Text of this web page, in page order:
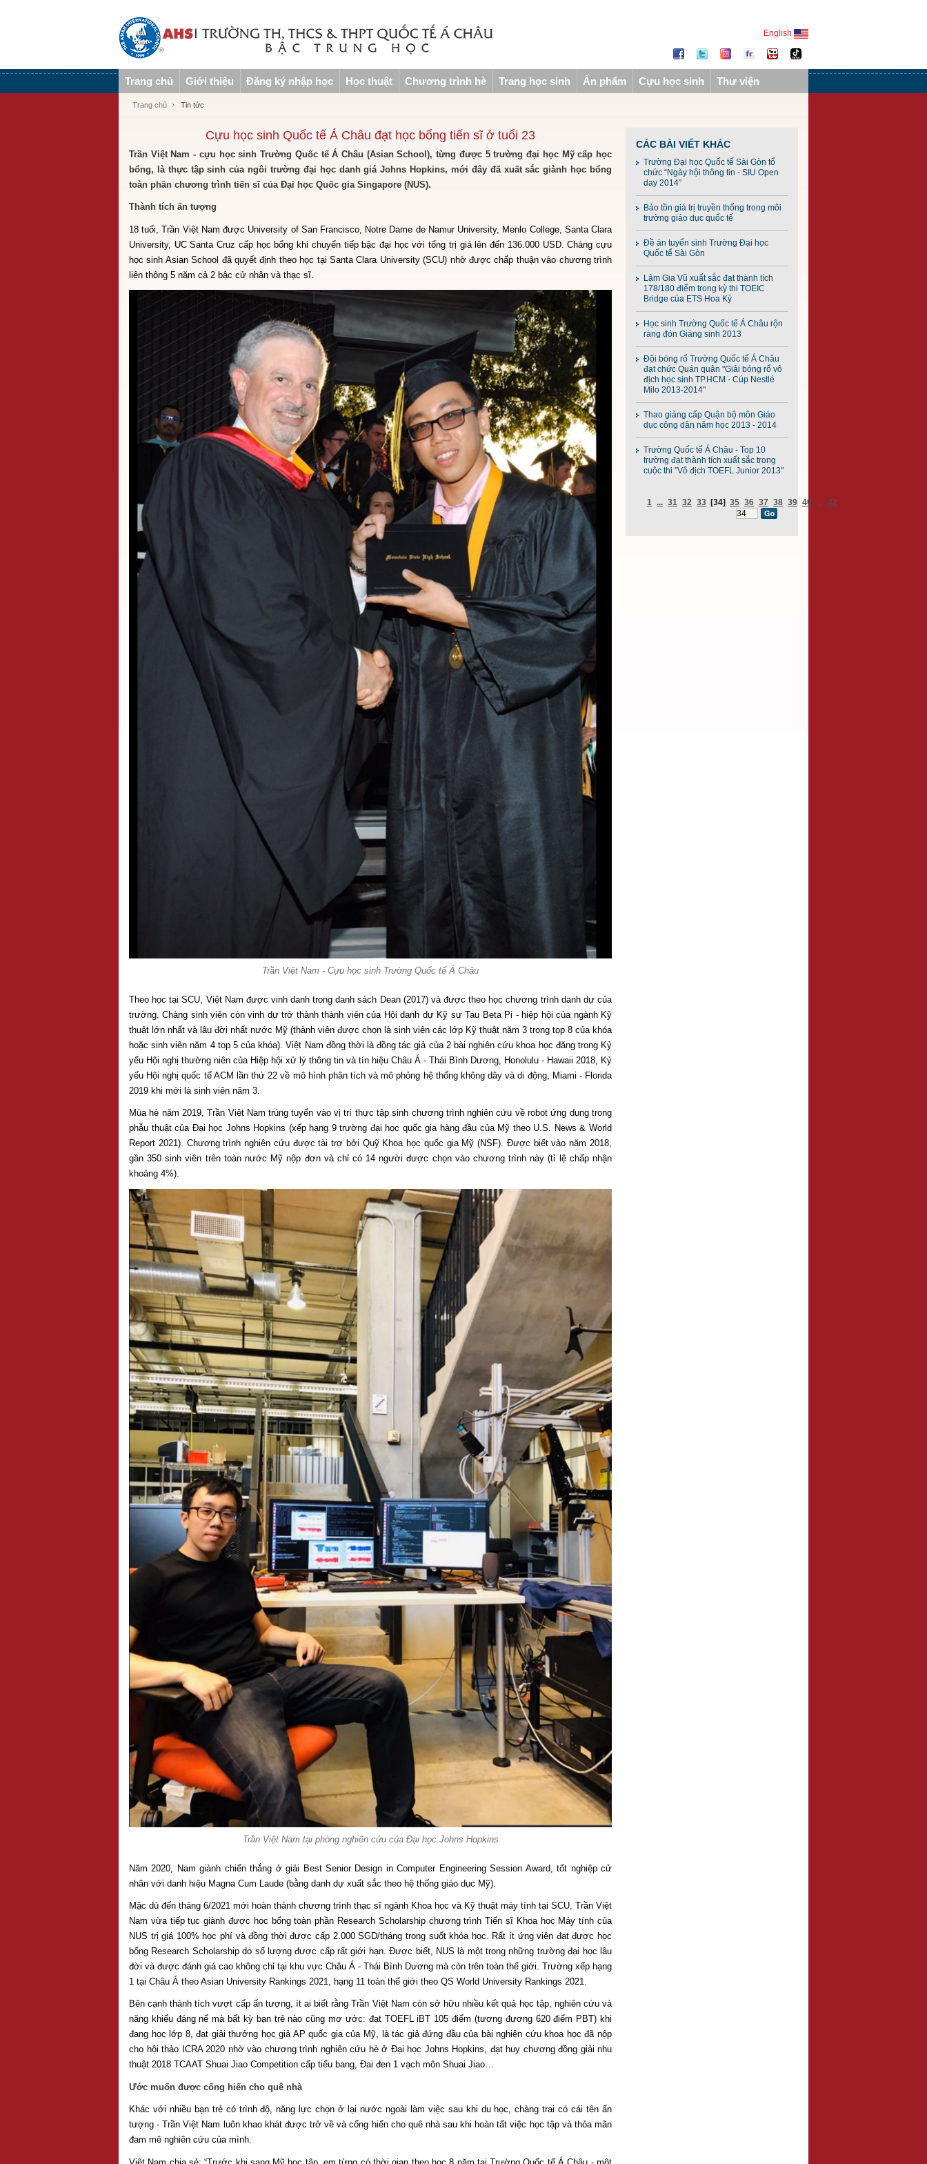
English
Trang chủ Giới thiệu Đăng ký nhập học Học thuật Chương trình hè Trang học sinh Ấn phẩm Cựu học sinh Thư viện
Trang chủ Tin tức
Cựu học sinh Quốc tế Á Châu đạt học bổng tiến sĩ ở tuổi 23
Trần Việt Nam - cựu học sinh Trường Quốc tế Á Châu (Asian School), từng được 5 trường đại học Mỹ cấp học
bổng, là thực tập sinh của ngôi trường đại học danh giá Johns Hopkins, mới đây đã xuất sắc giành học bổng
toàn phần chương trình tiến sĩ của Đại học Quốc gia Singapore (NUS).
Thành tích ấn tượng
18 tuổi, Trần Việt Nam được University of San Francisco, Notre Dame de Namur University, Menlo College, Santa Clara
University, UC Santa Cruz cấp học bổng khi chuyển tiếp bậc đại học với tổng trị giá lên đến 136.000 USD. Chàng cựu
học sinh Asian School đã quyết định theo học tại Santa Clara University (SCU) nhờ được chấp thuận vào chương trình
liên thông 5 năm cả 2 bậc cử nhân và thạc sĩ.
Trần Việt Nam - Cựu học sinh Trường Quốc tế Á Châu
Theo học tại SCU, Việt Nam được vinh danh trong danh sách Dean (2017) và được theo học chương trình danh dự của
trường. Chàng sinh viên còn vinh dự trở thành thành viên của Hội danh dự Kỹ sư Tau Beta Pi - hiệp hội của ngành Kỹ
thuật lớn nhất và lâu đời nhất nước Mỹ (thành viên được chọn là sinh viên các lớp Kỹ thuật năm 3 trong top 8 của khóa
hoặc sinh viên năm 4 top 5 của khóa). Việt Nam đồng thời là đồng tác giả của 2 bài nghiên cứu khoa học đăng trong Kỷ
yếu Hội nghị thường niên của Hiệp hội xử lý thông tin và tín hiệu Châu Á - Thái Bình Dương, Honolulu - Hawaii 2018, Kỷ
yếu Hội nghị quốc tế ACM lần thứ 22 về mô hình phân tích và mô phỏng hệ thống không dây và di động, Miami - Florida
2019 khi mới là sinh viên năm 3.
Mùa hè năm 2019, Trần Việt Nam trúng tuyển vào vị trí thực tập sinh chương trình nghiên cứu về robot ứng dụng trong
phẫu thuật của Đại học Johns Hopkins (xếp hạng 9 trường đại học quốc gia hàng đầu của Mỹ theo U.S. News & World
Report 2021). Chương trình nghiên cứu được tài trợ bởi Quỹ Khoa học quốc gia Mỹ (NSF). Được biết vào năm 2018,
gần 350 sinh viên trên toàn nước Mỹ nộp đơn và chỉ có 14 người được chọn vào chương trình này (tỉ lệ chấp nhận
khoảng 4%).
Trần Việt Nam tại phòng nghiên cứu của Đại học Johns Hopkins
Năm 2020, Nam giành chiến thắng ở giải Best Senior Design in Computer Engineering Session Award, tốt nghiệp cử
nhân với danh hiệu Magna Cum Laude (bằng danh dự xuất sắc theo hệ thống giáo dục Mỹ).
Mặc dù đến tháng 6/2021 mới hoàn thành chương trình thạc sĩ ngành Khoa học và Kỹ thuật máy tính tại SCU, Trần Việt
Nam vừa tiếp tục giành được học bổng toàn phần Research Scholarship chương trình Tiến sĩ Khoa học Máy tính của
NUS trị giá 100% học phí và đồng thời được cấp 2.000 SGD/tháng trong suốt khóa học. Rất ít ứng viên đạt được học
bổng Research Scholarship do số lượng được cấp rất giới hạn. Được biết, NUS là một trong những trường đại học lâu
đời và được đánh giá cao không chỉ tại khu vực Châu Á - Thái Bình Dương mà còn trên toàn thế giới. Trường xếp hạng
1 tại Châu Á theo Asian University Rankings 2021, hạng 11 toàn thế giới theo QS World University Rankings 2021.
Bên cạnh thành tích vượt cấp ấn tượng, ít ai biết rằng Trần Việt Nam còn sở hữu nhiều kết quả học tập, nghiên cứu và
năng khiếu đáng nể mà bất kỳ bạn trẻ nào cũng mơ ước: đạt TOEFL iBT 105 điểm (tương đương 620 điểm PBT) khi
đang học lớp 8, đạt giải thưởng học giả AP quốc gia của Mỹ, là tác giả đứng đầu của bài nghiên cứu khoa học đã nộp
cho hội thảo ICRA 2020 nhờ vào chương trình nghiên cứu hè ở Đại học Johns Hopkins, đạt huy chương đồng giải nhu
thuật 2018 TCAAT Shuai Jiao Competition cấp tiểu bang, Đai đen 1 vạch môn Shuai Jiao…
Ước muốn được cống hiến cho quê nhà
Khác với nhiều bạn trẻ có trình độ, năng lực chọn ở lại nước ngoài làm việc sau khi du học, chàng trai có cái tên ấn
tượng - Trần Việt Nam luôn khao khát được trở về và cống hiến cho quê nhà sau khi hoàn tất việc học tập và thỏa mãn
đam mê nghiên cứu của mình.
CÁC BÀI VIẾT KHÁC
Trường Đại học Quốc tế Sài Gòn tổ
chức “Ngày hội thông tin - SIU Open
day 2014”
Bảo tồn giá trị truyền thống trong môi
trường giáo dục quốc tế
Đề án tuyển sinh Trường Đại học
Quốc tế Sài Gòn
Lâm Gia Vũ xuất sắc đạt thành tích
178/180 điểm trong kỳ thi TOEIC
Bridge của ETS Hoa Kỳ
Học sinh Trường Quốc tế Á Châu rộn
ràng đón Giáng sinh 2013
Đội bóng rổ Trường Quốc tế Á Châu
đạt chức Quán quân "Giải bóng rổ vô
địch học sinh TP.HCM - Cúp Nestlé
Milo 2013-2014"
Thao giảng cấp Quận bộ môn Giáo
dục công dân năm học 2013 - 2014
Trường Quốc tế Á Châu - Top 10
trường đạt thành tích xuất sắc trong
cuộc thi "Vô địch TOEFL Junior 2013"
1 ... 31 32 33 [34] 35 36 37 38 39 40 ... 42